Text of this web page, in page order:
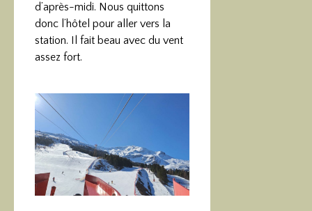
d’après-midi. Nous quittons
donc l’hôtel pour aller vers la
station. Il fait beau avec du vent
assez fort.